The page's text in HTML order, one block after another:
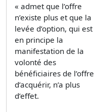
« admet que l’offre
n’existe plus et que la
levée d’option, qui est
en principe la
manifestation de la
volonté des
bénéficiaires de l’offre
d’acquérir, n’a plus
d’effet.